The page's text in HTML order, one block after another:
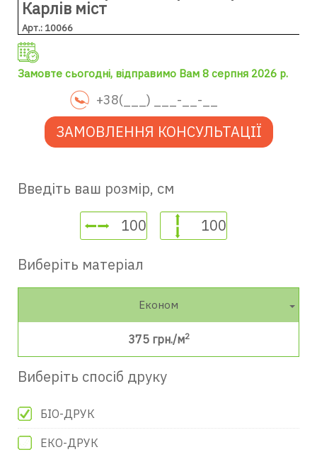
Карлів міст
Арт.: 10066
Замовте сьогодні, відправимо Вам 8 серпня 2026 р.
ЗАМОВЛЕННЯ КОНСУЛЬТАЦІЇ
Введіть ваш розмір, см
Виберіть матеріал
Економ
375 грн./м2
Виберіть спосіб друку
БІО-ДРУК
ЕКО-ДРУК